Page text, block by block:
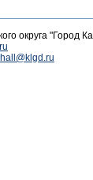
округа "Город